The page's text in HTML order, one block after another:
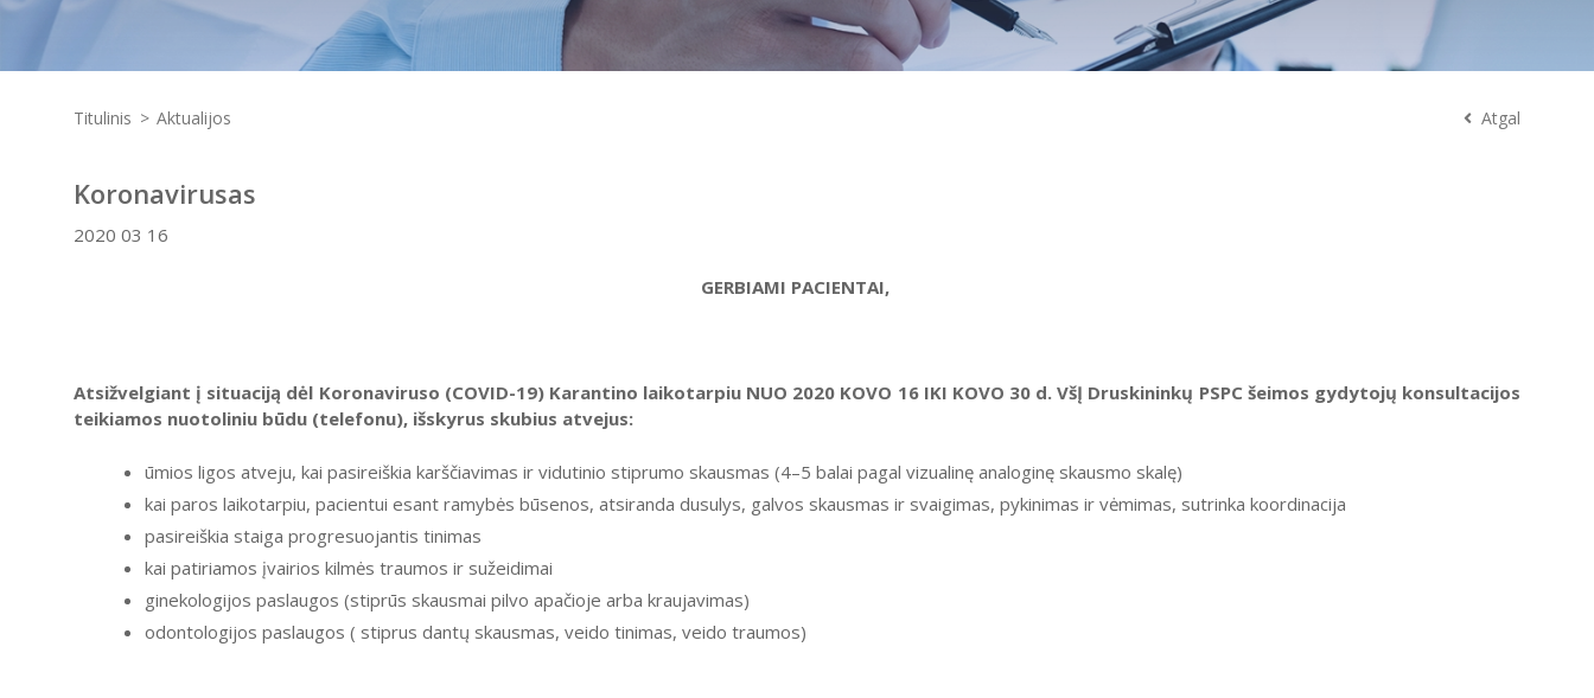
Titulinis Aktualijos Atgal
Koronavirusas
2020 03 16
GERBIAMI PACIENTAI,
Atsižvelgiant į situaciją dėl Koronaviruso (COVID-19) Karantino laikotarpiu NUO 2020 KOVO 16 IKI KOVO 30 d. VšĮ Druskininkų PSPC šeimos gydytojų konsultacijos
teikiamos nuotoliniu būdu (telefonu), išskyrus skubius atvejus:
ūmios ligos atveju, kai pasireiškia karščiavimas ir vidutinio stiprumo skausmas (4–5 balai pagal vizualinę analoginę skausmo skalę)
kai paros laikotarpiu, pacientui esant ramybės būsenos, atsiranda dusulys, galvos skausmas ir svaigimas, pykinimas ir vėmimas, sutrinka koordinacija
pasireiškia staiga progresuojantis tinimas
kai patiriamos įvairios kilmės traumos ir sužeidimai
ginekologijos paslaugos (stiprūs skausmai pilvo apačioje arba kraujavimas)
odontologijos paslaugos ( stiprus dantų skausmas, veido tinimas, veido traumos)